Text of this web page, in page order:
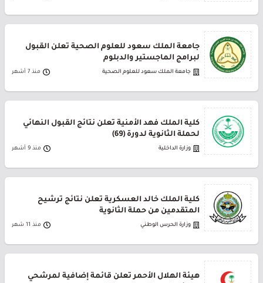
جامعة الملك سعود للعلوم الصحية تعلن القبول
لبرامج الماجستير والدبلوم
جامعة الملك سعود للعلوم الصحية منذ 7 أشهر
كلية الملك فهد الأمنية تعلن نتائج القبول النهائي
لحملة الثانوية لدورة (69)
وزارة الداخلية منذ 9 أشهر
كلية الملك خالد العسكرية تعلن نتائج ترشيح
المتقدمين من حملة الثانوية
وزارة الحرس الوطني منذ 11 شهر
هيئة الهلال الأحمر تعلن قائمة إضافية لمرشحي